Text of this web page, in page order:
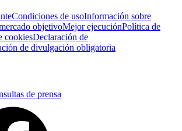
Condiciones de usoInformación sobre
objetivoMejor ejecuciónPolítica de
cookiesDeclaración de
de divulgación obligatoria
de prensa